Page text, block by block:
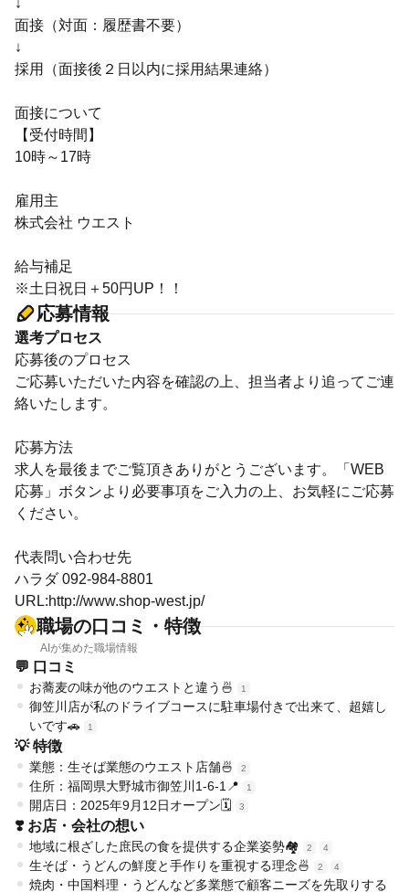
↓
面接（対面：履歴書不要）
↓
採用（面接後２日以内に採用結果連絡）
面接について
【受付時間】
10時～17時
雇用主
株式会社 ウエスト
給与補足
※土日祝日＋50円UP！！
応募情報
選考プロセス
応募後のプロセス
ご応募いただいた内容を確認の上、担当者より追ってご連
絡いたします。
応募方法
求人を最後までご覧頂きありがとうございます。「WEB
応募」ボタンより必要事項をご入力の上、お気軽にご応募
ください。
代表問い合わせ先
ハラダ 092-984-8801
URL:http://www.shop-west.jp/
職場の口コミ・特徴
AIが集めた職場情報
💬 口コミ
お蕎麦の味が他のウエストと違う🍜 1
御笠川店が私のドライブコースに駐車場付きで出来て、超嬉し
いです🚗
1
💡 特徴
業態：生そば業態のウエスト店舗🍜 2
住所：福岡県大野城市御笠川1-6-1📍 1
開店日：2025年9月12日オープン🗓 3
❣️ お店・会社の想い
地域に根ざした庶民の食を提供する企業姿勢🏘️ 2 4
生そば・うどんの鮮度と手作りを重視する理念🍜 2 4
焼肉・中国料理・うどんなど多業態で顧客ニーズを先取りする